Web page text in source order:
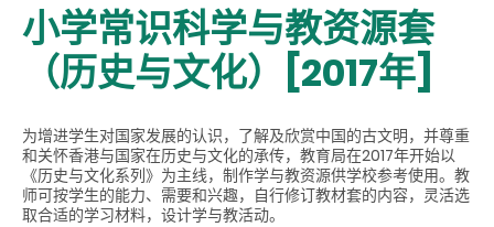
小学常识科学与教资源套
（历史与文化）[2017年]
为增进学生对国家发展的认识，了解及欣赏中国的古文明，并尊重
和关怀香港与国家在历史与文化的承传，教育局在2017年开始以
《历史与文化系列》为主线，制作学与教资源供学校参考使用。教
师可按学生的能力、需要和兴趣，自行修订教材套的内容，灵活选
取合适的学习材料，设计学与教活动。